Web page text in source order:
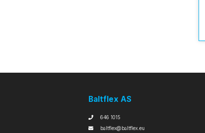
Baltflex AS
646 1015
baltflex@baltflex.eu